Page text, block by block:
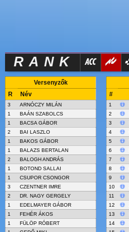
RANK
Versenyzők
R
Név
3
ARNÓCZY MILÁN
1
BAÁN SZABOLCS
1
BACSA GÁBOR
2
BAI LASZLO
1
BAKOS GÁBOR
1
BALAZS BERTALAN
2
BALOGH ANDRÁS
1
BOTOND SALLAI
1
CSUPOR CSONGOR
3
CZENTNER IMRE
2
DR. NAGY GERGELY
1
EDELMAYER GÁBOR
1
FEHÉR ÁKOS
1
FÜLÖP RÓBERT
#
1
2
3
4
5
6
7
8
9
10
11
12
13
14